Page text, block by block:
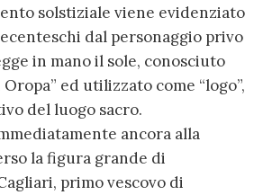
solstiziale viene evidenziato
dal personaggio privo
in mano il sole, conosciuto
ed utilizzato come “logo”,
del luogo sacro.
ancora alla
la figura grande di
primo vescovo di